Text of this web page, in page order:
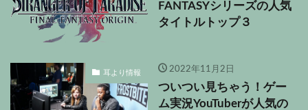
FANTASYシリーズの人気
タイトルトップ３
耳より情報 2022年11月2日
ついつい見ちゃう！ゲー
ム実況YouTuberが人気の